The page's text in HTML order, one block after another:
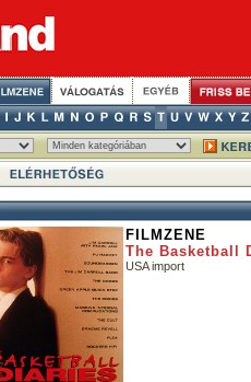
FILMZENE
The Basketball
USA import